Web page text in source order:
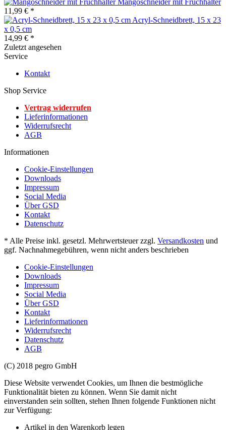
11,99 € *
Acryl-Schneidbrett, 15 x 23
x 0,5 cm
14,99 € *
Zuletzt angesehen
Service
Kontakt
Shop Service
Vertrag widerrufen
Lieferinformationen
Widerrufsrecht
AGB
Informationen
Cookie-Einstellungen
Downloads
Impressum
Social Media
Über GSD
Kontakt
Datenschutz
* Alle Preise inkl. gesetzl. Mehrwertsteuer zzgl. Versandkosten und
ggf. Nachnahmegebühren, wenn nicht anders beschrieben
Cookie-Einstellungen
Downloads
Impressum
Social Media
Über GSD
Kontakt
Lieferinformationen
Widerrufsrecht
Datenschutz
AGB
(C) 2018 pegro GmbH
Diese Website verwendet Cookies, um Ihnen die bestmögliche
Funktionalität bieten zu können. Wenn Sie damit nicht
einverstanden sein sollten, stehen Ihnen folgende Funktionen nicht
zur Verfügung:
Artikel in den Warenkorb legen